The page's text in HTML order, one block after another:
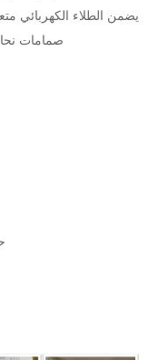
يضمن الطلاء الكهربائي
صمامات